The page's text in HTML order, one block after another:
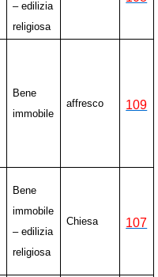
– edilizia
religiosa
Bene
immobile
affresco 109
Bene
immobile
– edilizia
religiosa
Chiesa 107